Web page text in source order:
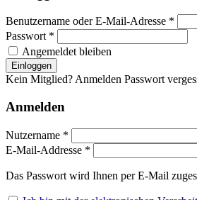
Benutzername oder E-Mail-Adresse *
Passwort *
Angemeldet bleiben
Kein Mitglied? Anmelden Passwort
Anmelden
Nutzername *
E-Mail-Addresse *
Das Passwort wird Ihnen per E-Mail